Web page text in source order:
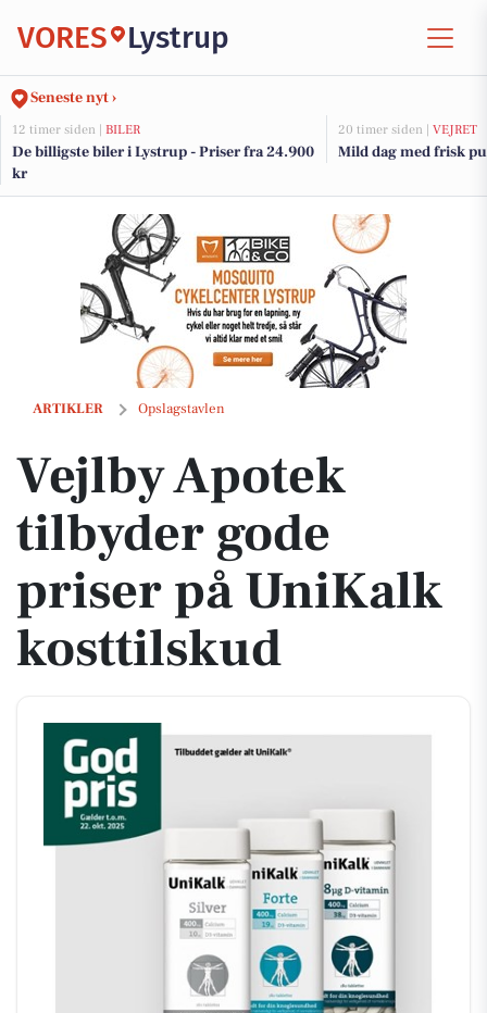
VORES Lystrup
Seneste nyt ›
12 timer siden | BILER
De billigste biler i Lystrup - Priser fra 24.900
kr
20 timer siden | VEJRET
Mild dag med frisk
ARTIKLER Opslagstavlen
Vejlby Apotek tilbyder gode priser på UniKalk kosttilskud
Vejlby Apotek
tilbyder gode
priser på UniKalk
kosttilskud